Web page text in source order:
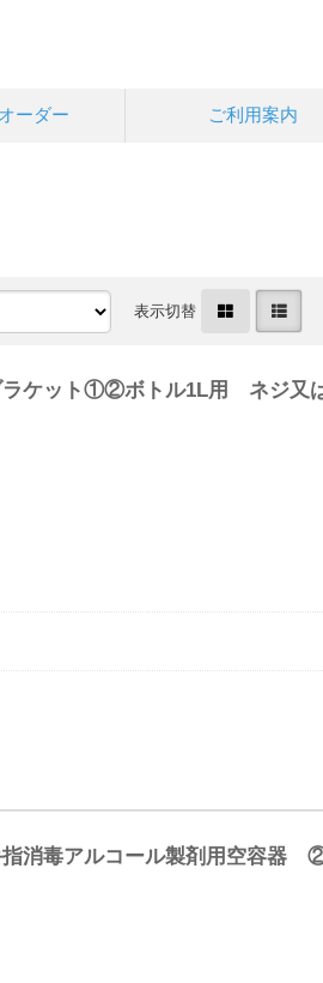
ーダー ご利用案内
表示切替
ケット①②ボトル1L用 ネジ又
消毒アルコール製剤用空容器 ②